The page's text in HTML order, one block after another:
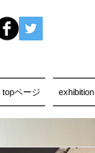
topページ exhibition